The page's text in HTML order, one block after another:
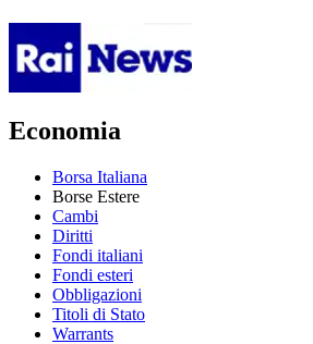
Economia
Borsa Italiana
Borse Estere
Cambi
Diritti
Fondi italiani
Fondi esteri
Obbligazioni
Titoli di Stato
Warrants